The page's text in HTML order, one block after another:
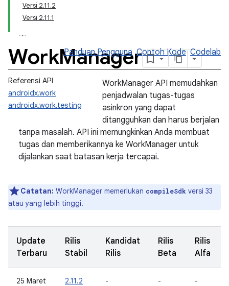
Versi 2.11.2
Versi 2.11.1
WorkManager
Panduan Pengguna Contoh Kode Codelab
Referensi API
androidx.work
androidx.work.testing
WorkManager API memudahkan
penjadwalan tugas-tugas
asinkron yang dapat
ditangguhkan dan harus berjalan
tanpa masalah. API ini memungkinkan Anda membuat
tugas dan memberikannya ke WorkManager untuk
dijalankan saat batasan kerja tercapai.
Catatan: WorkManager memerlukan compileSdk versi 33
atau yang lebih tinggi.
Update
Terbaru
Rilis
Stabil
Kandidat
Rilis
Rilis
Beta
Rilis
Alfa
25 Maret
2.11.2 - - -